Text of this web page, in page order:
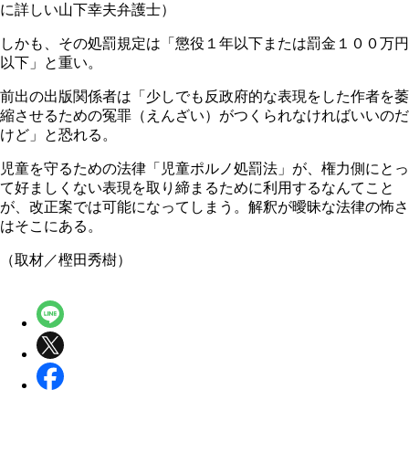
に詳しい山下幸夫弁護士）
しかも、その処罰規定は「懲役１年以下または罰金１００万円
以下」と重い。
前出の出版関係者は「少しでも反政府的な表現をした作者を萎
縮させるための冤罪（えんざい）がつくられなければいいのだ
けど」と恐れる。
児童を守るための法律「児童ポルノ処罰法」が、権力側にとっ
て好ましくない表現を取り締まるために利用するなんてこと
が、改正案では可能になってしまう。解釈が曖昧な法律の怖さ
はそこにある。
（取材／樫田秀樹）